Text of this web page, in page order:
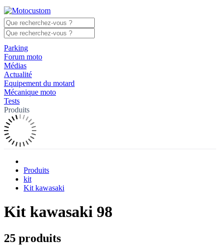
Parking
Forum moto
Médias
Actualité
Equipement du motard
Mécanique moto
Tests
Produits
Produits
kit
Kit kawasaki
Kit kawasaki 98
25 produits